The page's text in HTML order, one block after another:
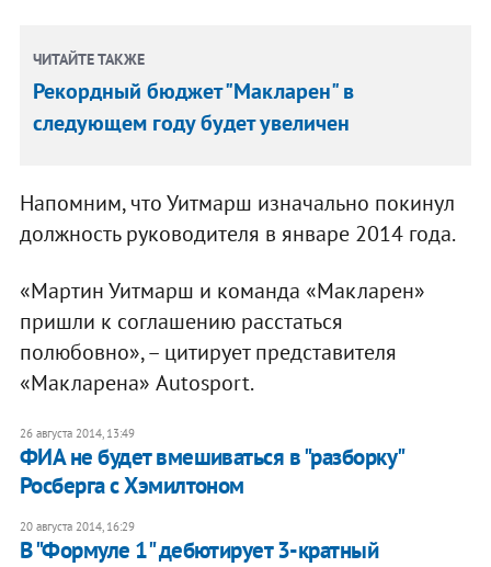
ЧИТАЙТЕ ТАКЖЕ
Рекордный бюджет "Макларен" в
следующем году будет увеличен
Напомним, что Уитмарш изначально покинул
должность руководителя в январе 2014 года.
«Мартин Уитмарш и команда «Макларен»
пришли к соглашению расстаться
полюбовно», – цитирует представителя
«Макларена» Autosport.
26 августа 2014, 13:49
ФИА не будет вмешиваться в "разборку"
Росберга с Хэмилтоном
20 августа 2014, 16:29
В "Формуле 1" дебютирует 3-кратный